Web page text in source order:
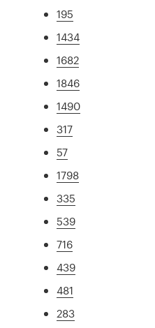
195
1434
1682
1846
1490
317
57
1798
335
539
716
439
481
283